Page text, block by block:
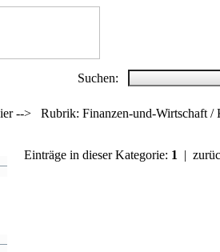
Suchen:
--> Rubrik: Finanzen-und-Wirtschaft /
Einträge in dieser Kategorie: 1 |